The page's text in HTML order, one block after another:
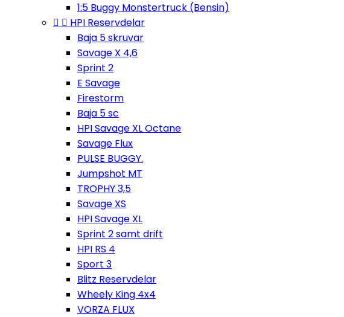
1:5 Buggy Monstertruck (Bensin)
  HPI Reservdelar
Baja 5 skruvar
Savage X 4,6
Sprint 2
E Savage
Firestorm
Baja 5 sc
HPI Savage XL Octane
Savage Flux
PULSE BUGGY.
Jumpshot MT
TROPHY 3,5
Savage XS
HPI Savage XL
Sprint 2 samt drift
HPI RS 4
Sport 3
Blitz Reservdelar
Wheely King 4x4
VORZA FLUX